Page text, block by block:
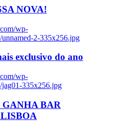
NOVA!
wp-
2-335x256.jpg
exclusivo do ano
wp-
jag01-335x256.jpg
BAR